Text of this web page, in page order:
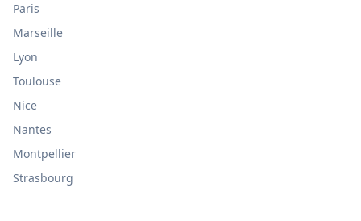
Paris
Marseille
Lyon
Toulouse
Nice
Nantes
Montpellier
Strasbourg